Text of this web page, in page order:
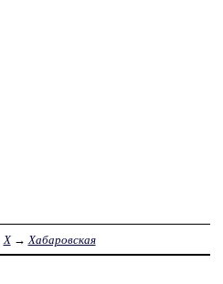
Х→ Хабаровская